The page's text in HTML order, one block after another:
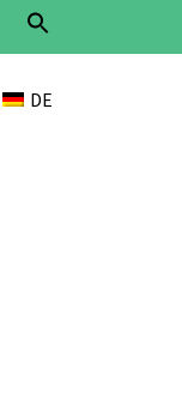
Search Button
DE